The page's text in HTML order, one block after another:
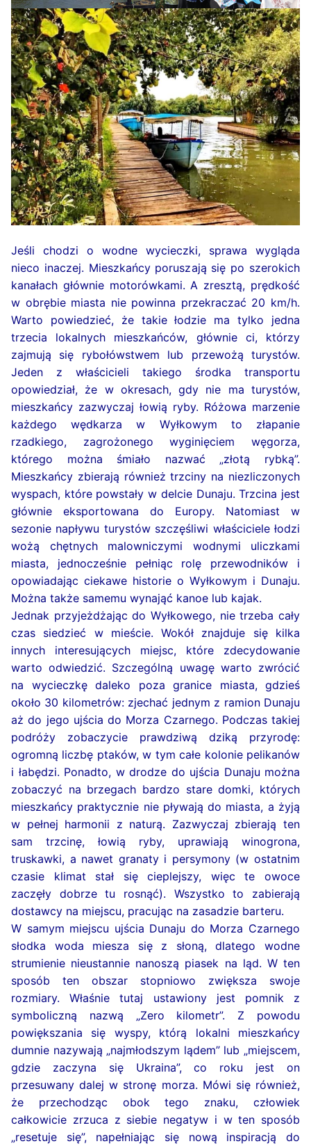
Jeśli chodzi o wodne wycieczki, sprawa wygląda
nieco inaczej. Mieszkańcy poruszają się po szerokich
kanałach głównie motorówkami. A zresztą, prędkość
w obrębie miasta nie powinna przekraczać 20 km/h.
Warto powiedzieć, że takie łodzie ma tylko jedna
trzecia lokalnych mieszkańców, głównie ci, którzy
zajmują się rybołówstwem lub przewożą turystów.
Jeden z właścicieli takiego środka transportu
opowiedział, że w okresach, gdy nie ma turystów,
mieszkańcy zazwyczaj łowią ryby. Różowa marzenie
każdego wędkarza w Wyłkowym to złapanie
rzadkiego, zagrożonego wyginięciem węgorza,
którego można śmiało nazwać „złotą rybką”.
Mieszkańcy zbierają również trzciny na niezliczonych
wyspach, które powstały w delcie Dunaju. Trzcina jest
głównie eksportowana do Europy. Natomiast w
sezonie napływu turystów szczęśliwi właściciele łodzi
wożą chętnych malowniczymi wodnymi uliczkami
miasta, jednocześnie pełniąc rolę przewodników i
opowiadając ciekawe historie o Wyłkowym i Dunaju.
Można także samemu wynająć kanoe lub kajak.
Jednak przyjeżdżając do Wyłkowego, nie trzeba cały
czas siedzieć w mieście. Wokół znajduje się kilka
innych interesujących miejsc, które zdecydowanie
warto odwiedzić. Szczególną uwagę warto zwrócić
na wycieczkę daleko poza granice miasta, gdzieś
około 30 kilometrów: zjechać jednym z ramion Dunaju
aż do jego ujścia do Morza Czarnego. Podczas takiej
podróży zobaczycie prawdziwą dziką przyrodę:
ogromną liczbę ptaków, w tym całe kolonie pelikanów
i łabędzi. Ponadto, w drodze do ujścia Dunaju można
zobaczyć na brzegach bardzo stare domki, których
mieszkańcy praktycznie nie pływają do miasta, a żyją
w pełnej harmonii z naturą. Zazwyczaj zbierają ten
sam trzcinę, łowią ryby, uprawiają winogrona,
truskawki, a nawet granaty i persymony (w ostatnim
czasie klimat stał się cieplejszy, więc te owoce
zaczęły dobrze tu rosnąć). Wszystko to zabierają
dostawcy na miejscu, pracując na zasadzie barteru.
W samym miejscu ujścia Dunaju do Morza Czarnego
słodka woda miesza się z słoną, dlatego wodne
strumienie nieustannie nanoszą piasek na ląd. W ten
sposób ten obszar stopniowo zwiększa swoje
rozmiary. Właśnie tutaj ustawiony jest pomnik z
symboliczną nazwą „Zero kilometr”. Z powodu
powiększania się wyspy, którą lokalni mieszkańcy
dumnie nazywają „najmłodszym lądem” lub „miejscem,
gdzie zaczyna się Ukraina”, co roku jest on
przesuwany dalej w stronę morza. Mówi się również,
że przechodząc obok tego znaku, człowiek
całkowicie zrzuca z siebie negatyw i w ten sposób
„resetuje się”, napełniając się nową inspiracją do